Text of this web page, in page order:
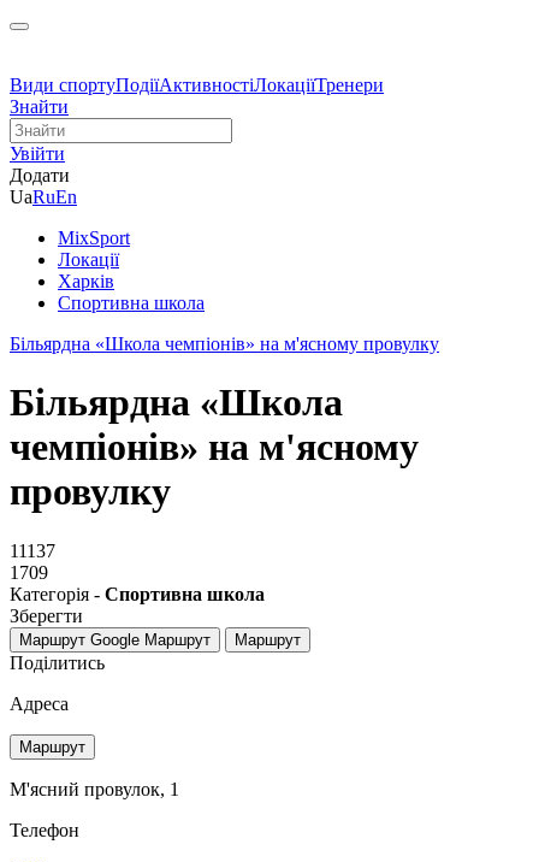
Види спортуПодіїАктивностіЛокаціїТренери
Знайти
Увійти
Додати
UaRuEn
MixSport
Локації
Харків
Спортивна школа
Більярдна «Школа чемпіонів» на м'ясному провулку
Більярдна «Школа
чемпіонів» на м'ясному
провулку
11137
1709
Категорія - Спортивна школа
Зберегти
Маршрут Google Маршрут Маршрут
Поділитись
Адреса
Маршрут
М'ясний провулок, 1
Телефон